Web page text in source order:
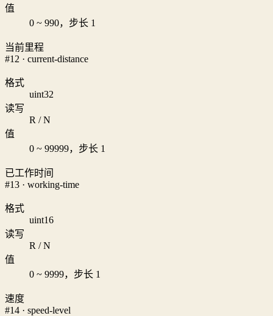
值
0 ~ 990，步长 1
当前里程
#12 · current-distance
格式
uint32
读写
R / N
值
0 ~ 99999，步长 1
已工作时间
#13 · working-time
格式
uint16
读写
R / N
值
0 ~ 9999，步长 1
速度
#14 · speed-level